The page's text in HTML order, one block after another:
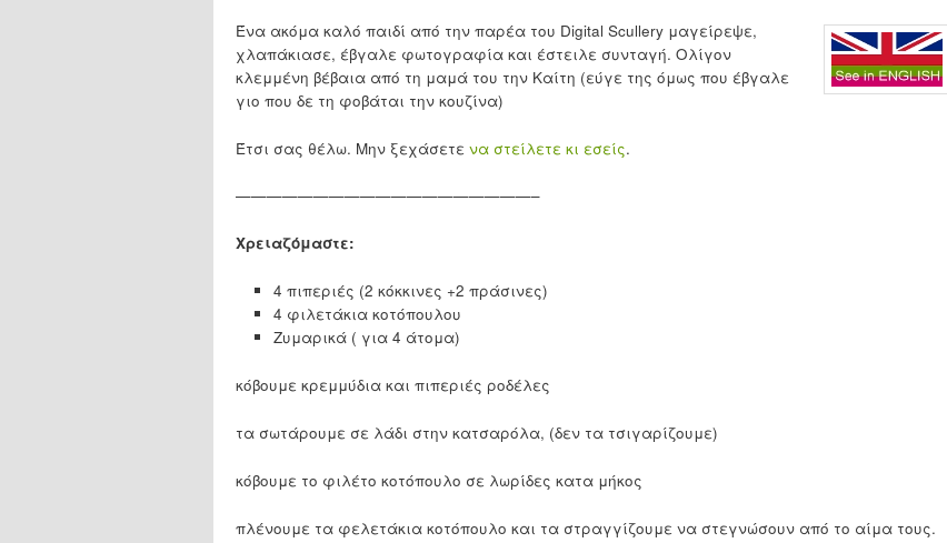
Ένα ακόμα καλό παιδί από την παρέα του Digital Scullery μαγείρεψε,
χλαπάκιασε, έβγαλε φωτογραφία και έστειλε συνταγή. Ολίγον
κλεμμένη βέβαια από τη μαμά του την Καίτη (εύγε της όμως που έβγαλε
γιο που δε τη φοβάται την κουζίνα)
Έτσι σας θέλω. Μην ξεχάσετε να στείλετε κι εσείς.
———————————————————–
Χρειαζόμαστε:
4 πιπεριές (2 κόκκινες +2 πράσινες)
4 φιλετάκια κοτόπουλου
Ζυμαρικά ( για 4 άτομα)
κόβουμε κρεμμύδια και πιπεριές ροδέλες
τα σωτάρουμε σε λάδι στην κατσαρόλα, (δεν τα τσιγαρίζουμε)
κόβουμε το φιλέτο κοτόπουλο σε λωρίδες κατα μήκος
πλένουμε τα φελετάκια κοτόπουλο και τα στραγγίζουμε να στεγνώσουν από το αίμα τους.